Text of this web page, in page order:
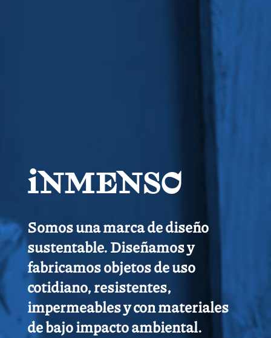
iNMENSO
Somos una marca de diseño
sustentable. Diseñamos y
fabricamos objetos de uso
cotidiano, resistentes,
impermeables y con materiales
de bajo impacto ambiental.